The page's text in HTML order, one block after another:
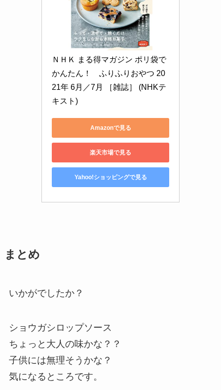
ＮＨＫ まる得マガジン ポリ袋で
かんたん！　ふりふりおやつ 20
21年 6月／7月 ［雑誌］ (NHKテ
キスト)
Amazonで見る
楽天市場で見る
Yahoo!ショッピングで見る
まとめ
いかがでしたか？
ショウガシロップソース
ちょっと大人の味かな？？
子供には無理そうかな？
気になるところです。